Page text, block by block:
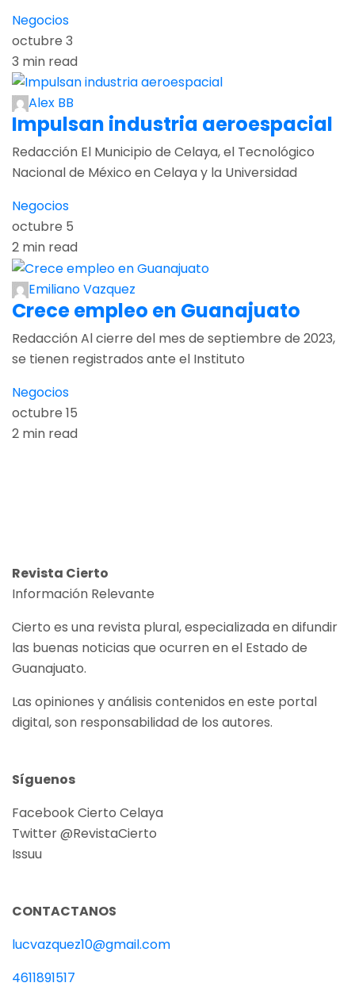
Negocios
octubre 3
3 min read
Alex BB
Impulsan industria aeroespacial
Redacción El Municipio de Celaya, el Tecnológico
Nacional de México en Celaya y la Universidad
Negocios
octubre 5
2 min read
Emiliano Vazquez
Crece empleo en Guanajuato
Redacción Al cierre del mes de septiembre de 2023,
se tienen registrados ante el Instituto
Negocios
octubre 15
2 min read
Revista Cierto
Información Relevante
Cierto es una revista plural, especializada en difundir
las buenas noticias que ocurren en el Estado de
Guanajuato.
Las opiniones y análisis contenidos en este portal
digital, son responsabilidad de los autores.
Síguenos
Facebook Cierto Celaya
Twitter @RevistaCierto
Issuu
CONTACTANOS
lucvazquez10@gmail.com
4611891517